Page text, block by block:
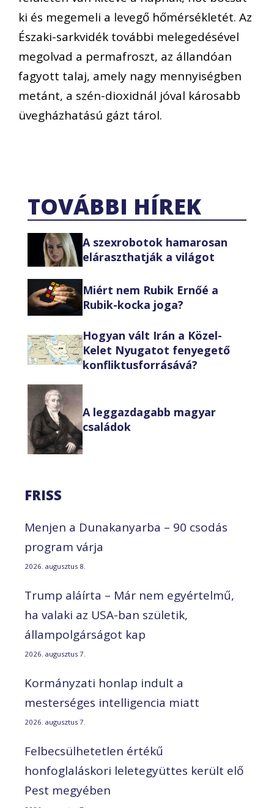
ki és megemeli a levegő hőmérsékletét. Az
Északi-sarkvidék további melegedésével
megolvad a permafroszt, az állandóan
fagyott talaj, amely nagy mennyiségben
metánt, a szén-dioxidnál jóval károsabb
üvegházhatású gázt tárol.
TOVÁBBI HÍREK
A szexrobotok hamarosan
eláraszthatják a világot
Miért nem Rubik Ernőé a
Rubik-kocka joga?
Hogyan vált Irán a Közel-
Kelet Nyugatot fenyegető
konfliktusforrásává?
A leggazdagabb magyar
családok
FRISS
Menjen a Dunakanyarba – 90 csodás
program várja
2026. augusztus 8.
Trump aláírta – Már nem egyértelmű,
ha valaki az USA-ban születik,
állampolgárságot kap
2026. augusztus 7.
Kormányzati honlap indult a
mesterséges intelligencia miatt
2026. augusztus 7.
Felbecsülhetetlen értékű
honfoglaláskori leletegyüttes került elő
Pest megyében